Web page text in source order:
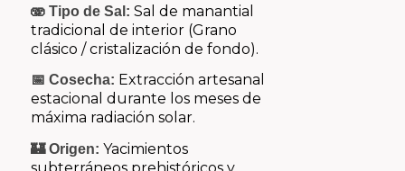
🫨 Tipo de Sal: Sal de manantial
tradicional de interior (Grano
clásico / cristalización de fondo).
📅 Cosecha: Extracción artesanal
estacional durante los meses de
máxima radiación solar.
🏰 Origen: Yacimientos